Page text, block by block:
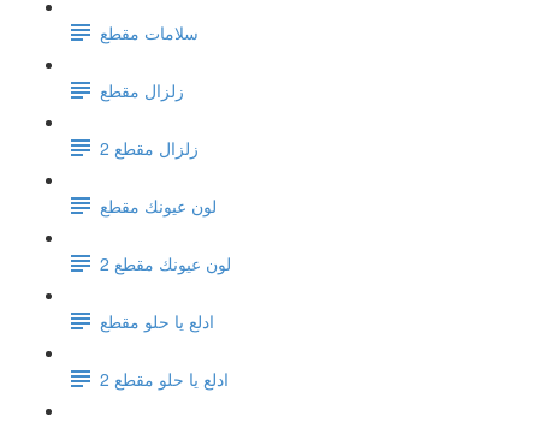
سلامات مقطع
زلزال مقطع
زلزال مقطع 2
لون عيونك مقطع
لون عيونك مقطع 2
ادلع يا حلو مقطع
ادلع يا حلو مقطع 2